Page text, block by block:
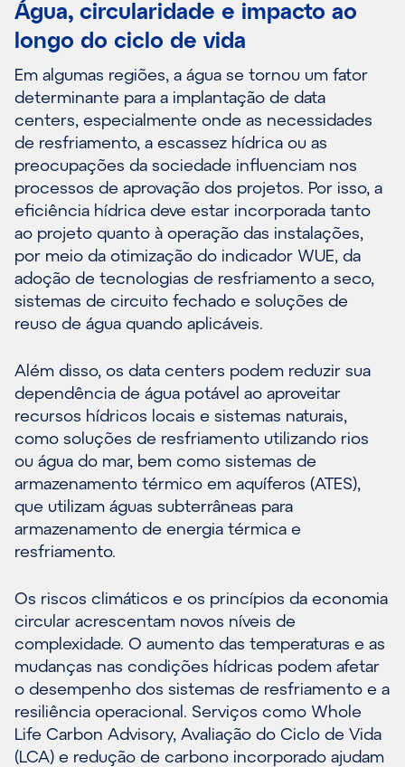
Água, circularidade e impacto ao
longo do ciclo de vida
Em algumas regiões, a água se tornou um fator
determinante para a implantação de data
centers, especialmente onde as necessidades
de resfriamento, a escassez hídrica ou as
preocupações da sociedade influenciam nos
processos de aprovação dos projetos. Por isso, a
eficiência hídrica deve estar incorporada tanto
ao projeto quanto à operação das instalações,
por meio da otimização do indicador WUE, da
adoção de tecnologias de resfriamento a seco,
sistemas de circuito fechado e soluções de
reuso de água quando aplicáveis.
Além disso, os data centers podem reduzir sua
dependência de água potável ao aproveitar
recursos hídricos locais e sistemas naturais,
como soluções de resfriamento utilizando rios
ou água do mar, bem como sistemas de
armazenamento térmico em aquíferos (ATES),
que utilizam águas subterrâneas para
armazenamento de energia térmica e
resfriamento.
Os riscos climáticos e os princípios da economia
circular acrescentam novos níveis de
complexidade. O aumento das temperaturas e as
mudanças nas condições hídricas podem afetar
o desempenho dos sistemas de resfriamento e a
resiliência operacional. Serviços como Whole
Life Carbon Advisory, Avaliação do Ciclo de Vida
(LCA) e redução de carbono incorporado ajudam